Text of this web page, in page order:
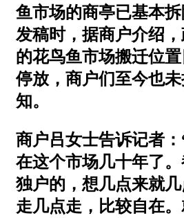
鱼市场的商亭已基本
发稿时，据商户介绍
的花鸟鱼市场搬迁位
停放，商户们至今也
知。
商户吕女士告诉记者
在这个市场几十年了
独户的，想几点来就
走几点走，比较自在